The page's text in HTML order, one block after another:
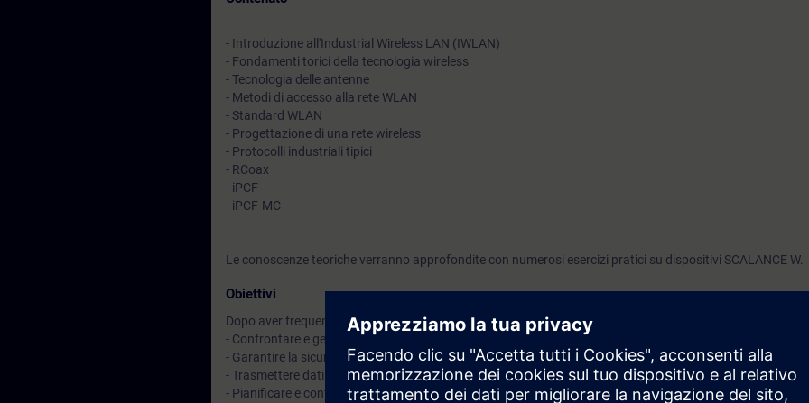
- Introduzione all'Industrial Wireless LAN (IWLAN)
- Fondamenti torici della tecnologia wireless
- Tecnologia delle antenne
- Metodi di accesso alla rete WLAN
- Standard WLAN
- Progettazione di una rete wireless
- Protocolli industriali tipici
- RCoax
- iPCF
- iPCF-MC
Le conoscenze teoriche verranno approfondite con numerosi esercizi pratici su dispositivi SCALANCE W.
Obiettivi
Dopo aver frequentato il corso sarai in grado di:
- Confrontare e gestire la coesistenza di diverse tecnologie wireless
- Garantire la sicurezza in una rete WLAN
- Trasmettere dati ad elevata velocità in una rete WLAN
- Pianificare e configurare di diversi collegamenti radio, compresi iPCF e iPCF-MC